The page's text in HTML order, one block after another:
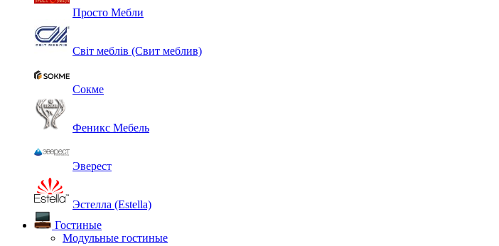
Просто Мебли
Світ меблів (Свит меблив)
Сокме
Феникс Мебель
Эверест
Эстелла (Estella)
Гостиные
Модульные гостиные